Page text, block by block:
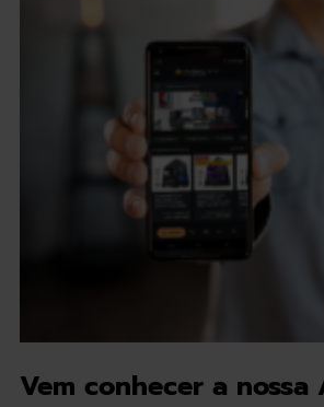
Vem conhecer a nossa